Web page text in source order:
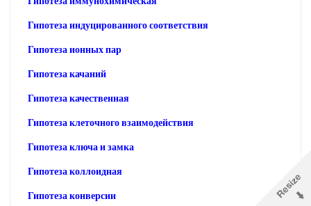
Гипотеза индуцированного соответствия
Гипотеза ионных пар
Гипотеза качаний
Гипотеза качественная
Гипотеза клеточного взаимодействия
Гипотеза ключа и замка
Гипотеза коллоидная
Гипотеза конверсии